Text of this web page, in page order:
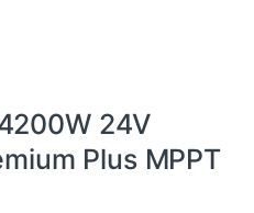
24V
Plus MPPT